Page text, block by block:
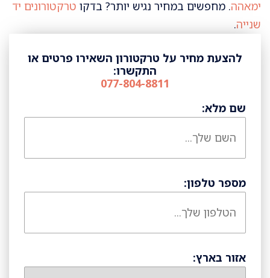
ימאהה. מחפשים במחיר נגיש יותר? בדקו טרקטורונים יד
שנייה.
להצעת מחיר על טרקטורון השאירו פרטים או
התקשרו:
077-804-8811
שם מלא:
מספר טלפון:
אזור בארץ: